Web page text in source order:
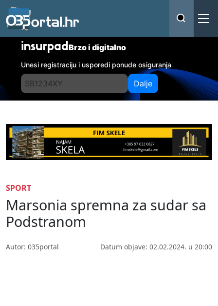
insurpadBrzo i digitalno
Unesi registraciju i usporedi ponude osiguranja
Dalje
SPORT
Marsonia spremna za sudar sa
Podstranom
Autor: 035portal Datum objave: 02.02.2024. u 20:00